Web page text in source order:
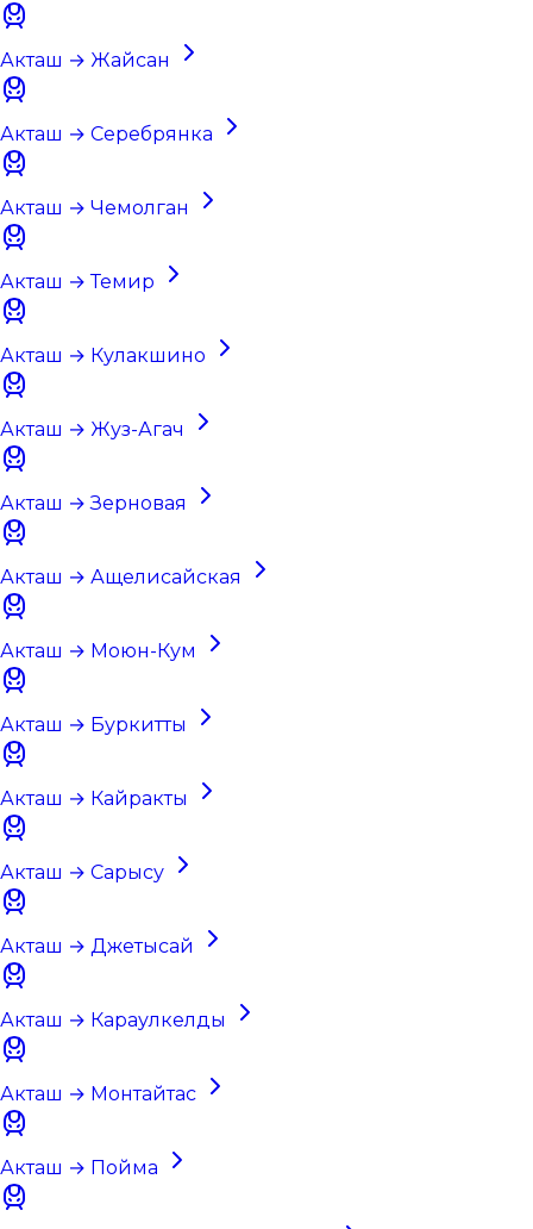
Акташ → Жайсан
Акташ → Серебрянка
Акташ → Чемолган
Акташ → Темир
Акташ → Кулакшино
Акташ → Жуз-Агач
Акташ → Зерновая
Акташ → Ащелисайская
Акташ → Моюн-Кум
Акташ → Буркитты
Акташ → Кайракты
Акташ → Сарысу
Акташ → Джетысай
Акташ → Караулкелды
Акташ → Монтайтас
Акташ → Пойма